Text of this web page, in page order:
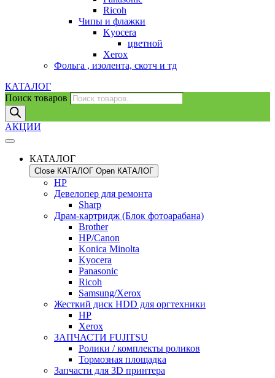
Ricoh
Чипы и флажки
Kyocera
цветной
Xerox
Фольга , изолента, скотч и тд
КАТАЛОГ
Поиск товаров
АКЦИИ
КАТАЛОГ
Close КАТАЛОГ Open КАТАЛОГ
HP
Девелопер для ремонта
Sharp
Драм-картридж (Блок фотоарабана)
Brother
HP/Canon
Konica Minolta
Kyocera
Panasonic
Ricoh
Samsung/Xerox
Жесткий диск HDD для оргтехники
HP
Xerox
ЗАПЧАСТИ FUJITSU
Ролики / комплекты роликов
Тормозная площадка
Запчасти для 3D принтера